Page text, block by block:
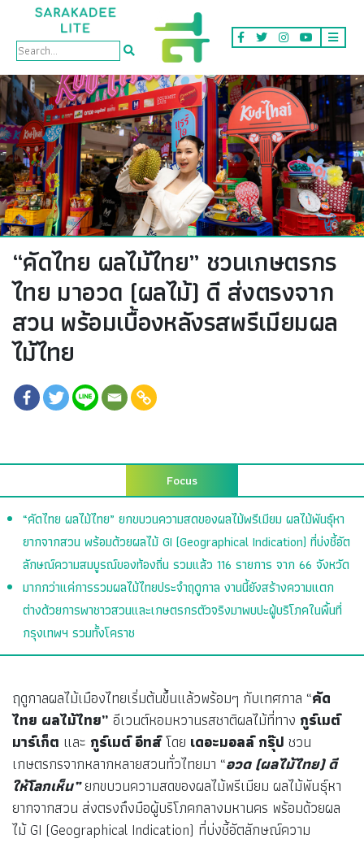
Lite
“คัดไทย ผลไม้ไทย” ชวนเกษตรกร
ไทย มาอวด (ผลไม้) ดี ส่งตรงจาก
สวน พร้อมเบื้องหลังรสพรีเมียมผล
ไม้ไทย
Focus
“คัดไทย ผลไม้ไทย” ยกขบวนความสดของผลไม้พรีเมียม ผลไม้พันธุ์หา
ยากจากสวน พร้อมด้วยผลไม้ GI (Geographical Indication) ที่บ่งชี้อัต
ลักษณ์ความสมบูรณ์ของท้องถิ่น รวมแล้ว 116 รายการ จาก 66 จังหวัด
มากกว่าแค่การรวมผลไม้ไทยประจำฤดูกาล งานนี้ยังสร้างความแตก
ต่างด้วยการพาชาวสวนและเกษตรกรตัวจริงมาพบปะผู้บริโภคในพื้นที่
กรุงเทพฯ รวมทั้งโคราช
ฤดูกาลผลไม้เมืองไทยเริ่มต้นขึ้นแล้วพร้อมๆ กับเทศกาล “คัด
ไทย ผลไม้ไทย” อีเวนต์หอมหวานรสชาติผลไม้ที่ทาง กูร์เมต์
มาร์เก็ต และ กูร์เมต์ อีทส์โดย เดอะมอลล์ กรุ๊ป ชวน
เกษตรกรจากหลากหลายสวนทั่วไทยมา “อวด (ผลไม้ไทย) ดี
ให้โลกเห็น”ยกขบวนความสดของผลไม้พรีเมียม ผลไม้พันธุ์หา
ยากจากสวน ส่งตรงถึงมือผู้บริโภคกลางมหานคร พร้อมด้วยผล
ไม้ GI (Geographical Indication) ที่บ่งชี้อัตลักษณ์ความ